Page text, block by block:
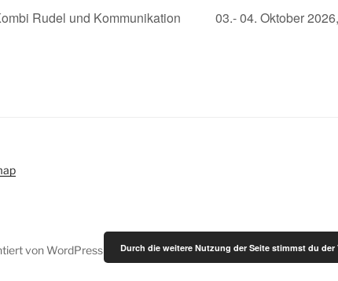
Rudel und Kommunikation 03.- 04. Oktober
von WordPress Durch die weitere Nutzung der Seite stimmst du